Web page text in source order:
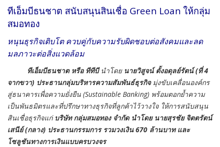
ทีเอ็มบีธนชาต สนับสนุนสินเชื่อ Green Loan ให้กลุ่ม
สมอทอง
หนุนธุรกิจเติบโต ควบคู่กับความรับผิดชอบต่อสังคมและลด
มลภาวะต่อสิ่งแวดล้อม
ทีเอ็มบีธนชาต หรือ ทีทีบีนำโดย นายวิสูจน์ ตั้งอดุลย์รัตน์ (ที่4
จากขวา) ประธานกลุ่มบริหารความสัมพันธ์ธุรกิจ มุ่งขับเคลื่อนองค์กร
สู่ธนาคารเพื่อความยั่งยืน (Sustainable Banking) พร้อมตอกย้ำความ
เป็นพันธมิตรและที่ปรึกษาทางธุรกิจที่ลูกค้าไว้วางใจ ให้การสนับสนุน
สินเชื่อธุรกิจแก่ บริษัท กลุ่มสมอทอง จำกัด นำโดย นายสุรชัย จิตตรัตน์
เสนีย์ (กลาง) ประธานกรรมการ รวมวงเงิน670 ล้านบาท และ
โซลูชันทางการเงินแบบครบวงจร